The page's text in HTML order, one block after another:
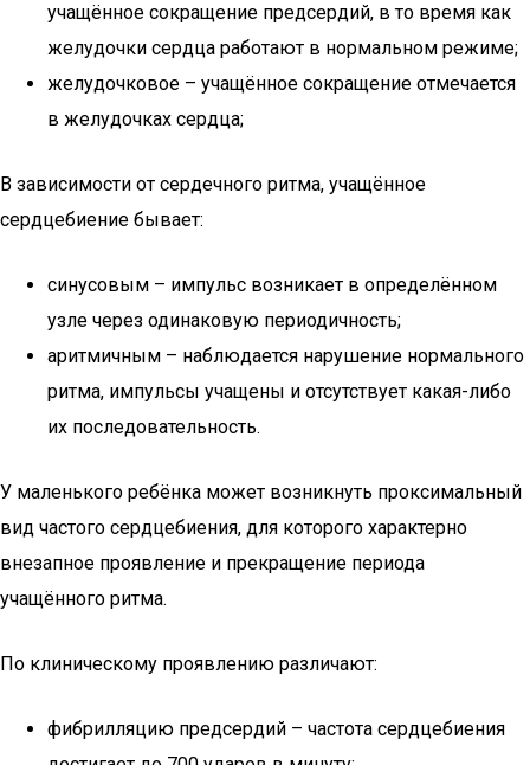
учащённое сокращение предсердий, в то время как
желудочки сердца работают в нормальном режиме;
желудочковое – учащённое сокращение отмечается
в желудочках сердца;
В зависимости от сердечного ритма, учащённое
сердцебиение бывает:
синусовым – импульс возникает в определённом
узле через одинаковую периодичность;
аритмичным – наблюдается нарушение нормального
ритма, импульсы учащены и отсутствует какая-либо
их последовательность.
У маленького ребёнка может возникнуть проксимальный
вид частого сердцебиения, для которого характерно
внезапное проявление и прекращение периода
учащённого ритма.
По клиническому проявлению различают:
фибрилляцию предсердий – частота сердцебиения